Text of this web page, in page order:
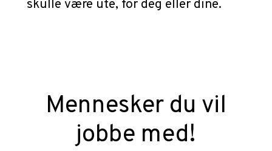
skulle være ute, for deg eller dine.
Mennesker du vil
jobbe med!